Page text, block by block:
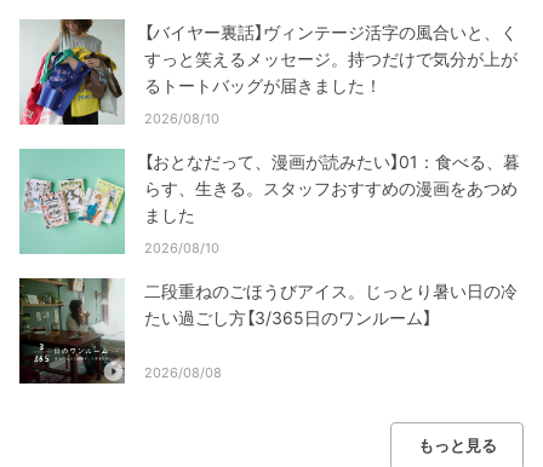
【バイヤー裏話】ヴィンテージ活字の風合いと、く
すっと笑えるメッセージ。持つだけで気分が上が
るトートバッグが届きました！
2026/08/10
【おとなだって、漫画が読みたい】01：食べる、暮
らす、生きる。スタッフおすすめの漫画をあつめ
ました
2026/08/10
二段重ねのごほうびアイス。じっとり暑い日の冷
たい過ごし方【3/365日のワンルーム】
2026/08/08
もっと見る